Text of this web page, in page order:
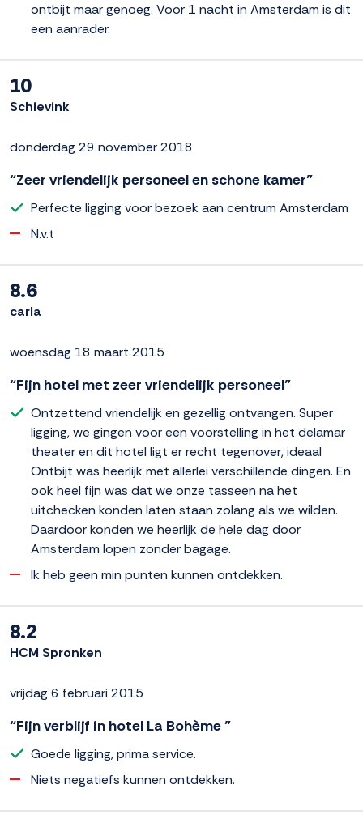
ontbijt maar genoeg. Voor 1 nacht in Amsterdam is dit
een aanrader.
10
Schievink
donderdag 29 november 2018
“Zeer vriendelijk personeel en schone kamer”
Perfecte ligging voor bezoek aan centrum Amsterdam
N.v.t
8.6
carla
woensdag 18 maart 2015
“Fijn hotel met zeer vriendelijk personeel”
Ontzettend vriendelijk en gezellig ontvangen. Super
ligging, we gingen voor een voorstelling in het delamar
theater en dit hotel ligt er recht tegenover, ideaal
Ontbijt was heerlijk met allerlei verschillende dingen. En
ook heel fijn was dat we onze tasseen na het
uitchecken konden laten staan zolang als we wilden.
Daardoor konden we heerlijk de hele dag door
Amsterdam lopen zonder bagage.
Ik heb geen min punten kunnen ontdekken.
8.2
HCM Spronken
vrijdag 6 februari 2015
“Fijn verblijf in hotel La Bohème ”
Goede ligging, prima service.
Niets negatiefs kunnen ontdekken.